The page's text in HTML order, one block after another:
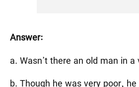
Answer:
a. Wasn’t there an old man in a
b. Though he was very poor,